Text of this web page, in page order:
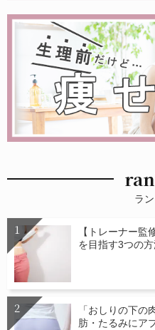
ラ
【トレーナー
を目指す3つの
「おしりの下
肪・たるみにア